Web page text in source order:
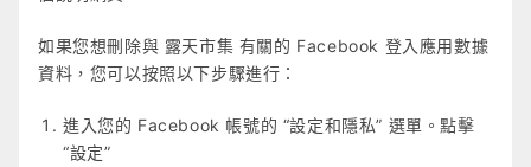
如果您想刪除與 露天市集 有關的 Facebook 登入應用數據
資料，您可以按照以下步驟進行：
進入您的 Facebook 帳號的 “設定和隱私” 選單。點擊
“設定”